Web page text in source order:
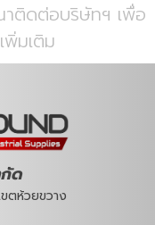
ติดต่อบริษัทฯ เพื่อ
พิ่มเติม
ด
ตห้วยขวาง